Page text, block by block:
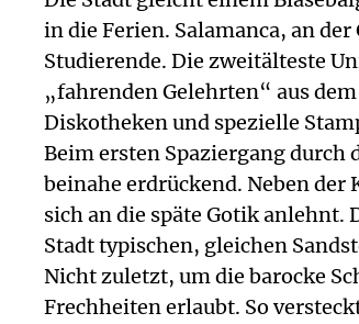
in die Ferien. Salamanca, an
Studierende. Die zweitälteste
„fahrenden Gelehrten“ aus
Diskotheken und spezielle
Beim ersten Spaziergang durch
beinahe erdrückend. Neben der
sich an die späte Gotik
Stadt typischen, gleichen
Nicht zuletzt, um die barocke
Frechheiten erlaubt. So